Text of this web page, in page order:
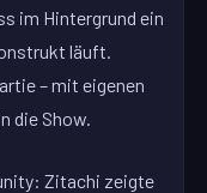
im Hintergrund ein
läuft.
– mit eigenen
die Show.
Zitachi zeigte